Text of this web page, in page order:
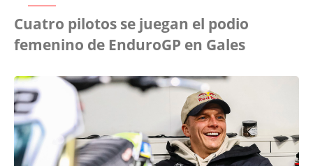
Cuatro pilotos se juegan el podio
femenino de EnduroGP en Gales